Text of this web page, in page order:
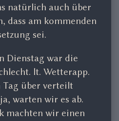
natürlich auch über
dass am kommenden
sei.
Dienstag war die
lt. Wetterapp.
Tag über verteilt
warten wir es ab.
machten wir einen